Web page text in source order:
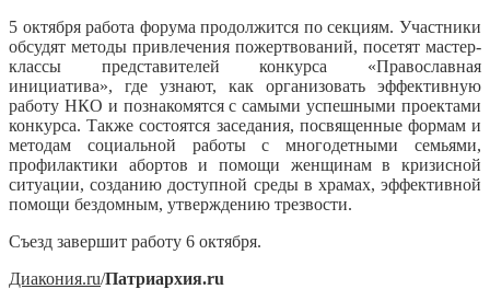
5 октября работа форума продолжится по секциям. Участники
обсудят методы привлечения пожертвований, посетят мастер-
классы представителей конкурса «Православная
инициатива», где узнают, как организовать эффективную
работу НКО и познакомятся с самыми успешными проектами
конкурса. Также состоятся заседания, посвященные формам и
методам социальной работы с многодетными семьями,
профилактики абортов и помощи женщинам в кризисной
ситуации, созданию доступной среды в храмах, эффективной
помощи бездомным, утверждению трезвости.
Съезд завершит работу 6 октября.
Диакония.ru/Патриархия.ru